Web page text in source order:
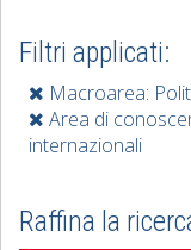
Filtri applicati:
Macroarea:
Area di
internazionali
Raffina la